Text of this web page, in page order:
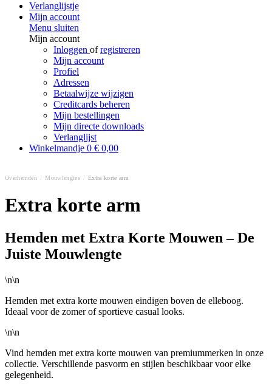
Verlanglijstje
Mijn account
Menu sluiten
Mijn account
Inloggen ofregistreren
Mijn account
Profiel
Adressen
Betaalwijze wijzigen
Creditcards beheren
Mijn bestellingen
Mijn directe downloads
Verlanglijst
Winkelmandje 0 € 0,00
Overhemden Mouwlengtes Extra korte arm
Extra korte arm
Hemden met Extra Korte Mouwen – De
Juiste Mouwlengte
\n\n
Hemden met extra korte mouwen eindigen boven de elleboog.
Ideaal voor de zomer of sportieve casual looks.
\n\n
Vind hemden met extra korte mouwen van premiummerken in onze
collectie. Verschillende pasvorm en stijlen beschikbaar voor elke
gelegenheid.